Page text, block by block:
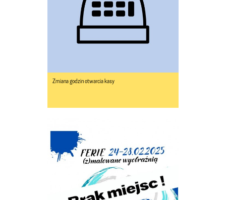
Zmiana godzin otwarcia kasy